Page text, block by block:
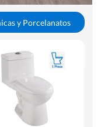
y Porcelanatos
y Laminados